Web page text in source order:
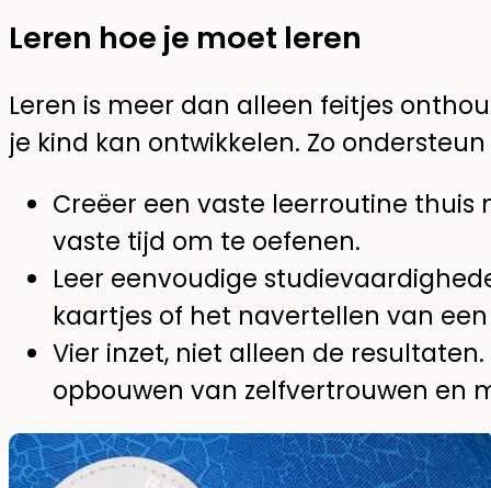
Leren hoe je moet leren
Leren is meer dan alleen feitjes
je kind kan ontwikkelen. Zo
Creëer een vaste leerroutine thuis
vaste tijd om te oefenen.
Leer eenvoudige
kaartjes of het navertellen van
Vier inzet, niet alleen de
opbouwen van zelfvertrouwen en